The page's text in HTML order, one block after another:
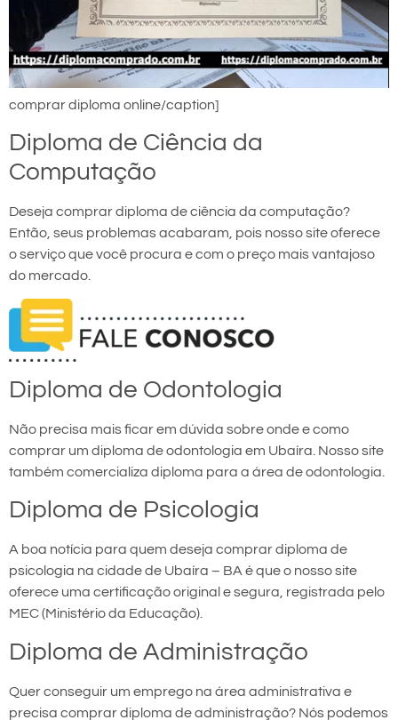
comprar diploma online/caption]
Diploma de Ciência da
Computação
Deseja comprar diploma de ciência da computação?
Então, seus problemas acabaram, pois nosso site oferece
o serviço que você procura e com o preço mais vantajoso
do mercado.
Diploma de Odontologia
Não precisa mais ficar em dúvida sobre onde e como
comprar um diploma de odontologia em Ubaíra. Nosso site
também comercializa diploma para a área de odontologia.
Diploma de Psicologia
A boa notícia para quem deseja comprar diploma de
psicologia na cidade de Ubaíra – BA é que o nosso site
oferece uma certificação original e segura, registrada pelo
MEC (Ministério da Educação).
Diploma de Administração
Quer conseguir um emprego na área administrativa e
precisa comprar diploma de administração? Nós podemos